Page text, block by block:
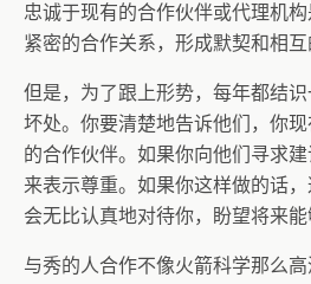
忠诚于现有的合作伙伴或代理机
紧密的合作关系，形成默契和相互
但是，为了跟上形势，每年都结
坏处。你要清楚地告诉他们，你
的合作伙伴。如果你向他们寻求
来表示尊重。如果你这样做的话
会无比认真地对待你，盼望将来能
与秀的人合作不像火箭科学那么